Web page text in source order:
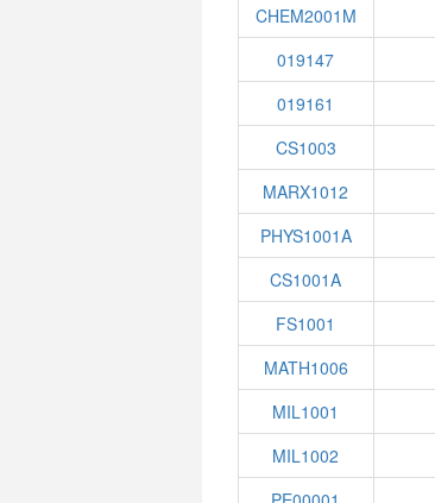
CHEM2001M
019147
019161
CS1003
MARX1012
PHYS1001A
CS1001A
FS1001
MATH1006
MIL1001
MIL1002